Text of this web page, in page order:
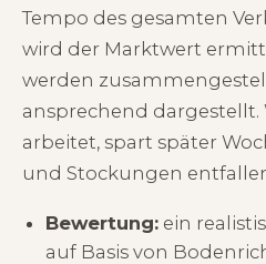
Tempo des gesamten
wird der Marktwert
werden
ansprechend dargestellt.
arbeitet, spart später
und Stockungen
Bewertung:ein
auf Basis von